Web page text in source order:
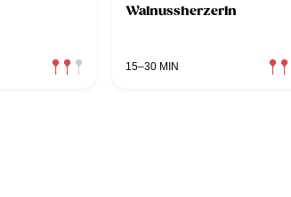
Walnussherzerln
15–30 MIN